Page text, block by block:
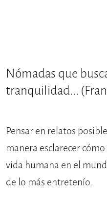
Nómadas que
tranquilidad...
Pensar en relatos
manera esclarecer
vida humana en el
de lo más entretenío.